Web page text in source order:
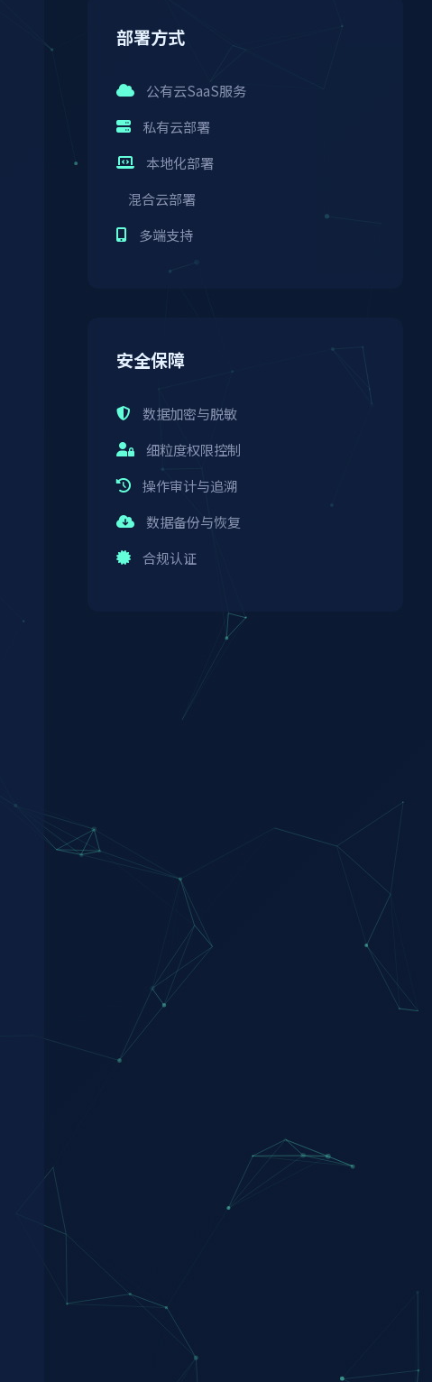
部署方式
公有云SaaS服务
私有云部署
本地化部署
混合云部署
多端支持
安全保障
数据加密与脱敏
细粒度权限控制
操作审计与追溯
数据备份与恢复
合规认证